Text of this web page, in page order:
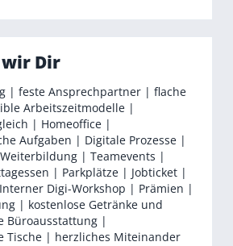
Dir
| feste Ansprechpartner | flache
Arbeitszeitmodelle |
| Homeoffice |
Aufgaben | Digitale Prozesse |
| Teamevents |
| Parkplätze | Jobticket |
Digi-Workshop | Prämien |
| kostenlose Getränke und
Büroausstattung |
Tische | herzliches Miteinander